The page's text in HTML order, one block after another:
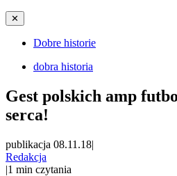
✕
Dobre historie
dobra historia
Gest polskich amp
serca!
publikacja 08.11.18|
Redakcja
|1 min czytania